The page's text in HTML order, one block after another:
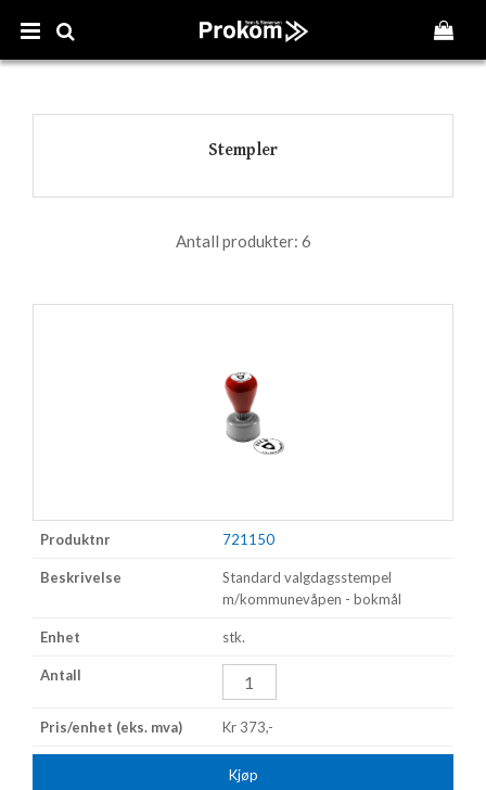
Stempler
Antall produkter: 6
721150
Standard valgdagsstempel
m/kommunevåpen - bokmål
stk.
Kr 373,-
Kjøp